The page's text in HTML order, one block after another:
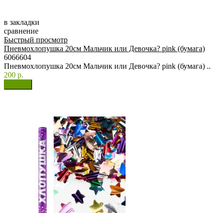
в закладки
сравнение
Быстрый просмотр
Пневмохлопушка 20см Мальчик или Девочка? pink (бумага)
6066604
Пневмохлопушка 20см Мальчик или Девочка? pink (бумага) ..
200 р.